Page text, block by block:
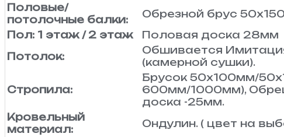
Половые/
потолочные балки:
Обрезной брус
Пол: 1 этаж / 2 этаж
Половая доска 28мм
Потолок:
Обшивается
(камерной сушки).
Стропила:
Брусок 50х100мм/
600мм/1000мм),
доска -25мм.
Кровельный
материал:
Ондулин. ( цвет на